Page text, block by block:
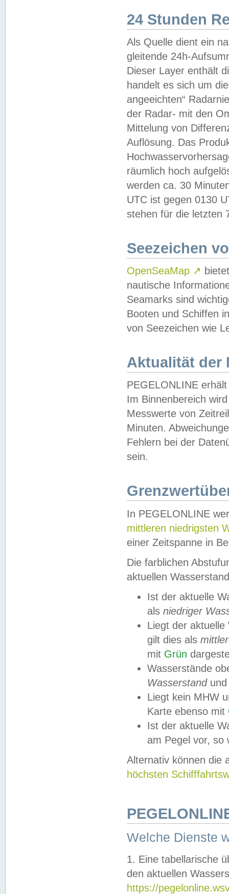
24 Stunden
Als Quelle dient ein
gleitende 24h-
Dieser Layer enthält
handelt es sich um
angeeichten“
der Radar- mit den
Mittelung von
Auflösung. Das
räumlich hoch
werden ca. 30
UTC ist gegen 0130
stehen für die letzten
Seezeichen
OpenSeaMap ↗
nautische
Seamarks sind
Booten und Schiffen
von Seezeichen wie
Aktualität der
PEGELONLINE
Im Binnenbereich
Messwerte von
Minuten.
Fehlern bei der
sein.
In PEGELONLINE
mittleren niedrigsten
einer Zeitspanne in
Die farblichen
aktuellen
Ist der aktuelle
als niedriger
Liegt der
gilt dies als
mit Grün
Wasserstände
Wasserstandund
Liegt kein MHW
Karte ebenso mit
Ist der aktuelle
am Pegel vor,
Alternativ können die
höchsten
Welche Dienste
1. Eine tabellarische
den aktuellen
https://